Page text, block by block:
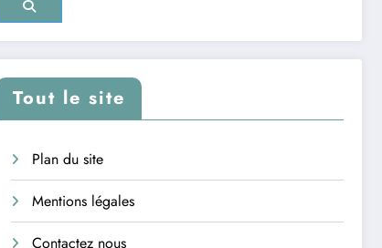
Tout le site
Plan du site
Mentions légales
Contactez nous